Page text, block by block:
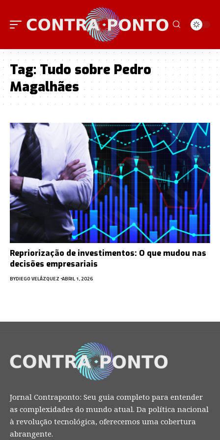
Tag: Tudo sobre Pedro
Magalhães
Repriorização de investimentos: O que mudou nas
decisões empresariais
BYDIEGO VELÁZQUEZ ABRIL 1, 2026
Jornal Contraponto: Seu guia completo para entender
as complexidades do mundo atual. Da política nacional
à revolução tecnológica, oferecemos uma cobertura
abrangente.